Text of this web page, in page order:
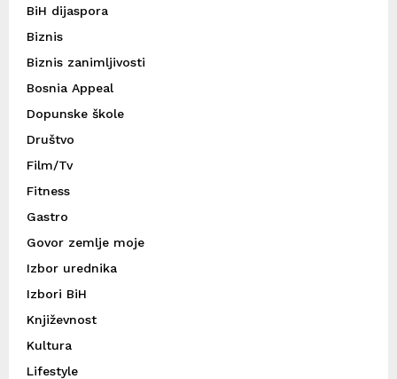
BiH dijaspora
Biznis
Biznis zanimljivosti
Bosnia Appeal
Dopunske škole
Društvo
Film/Tv
Fitness
Gastro
Govor zemlje moje
Izbor urednika
Izbori BiH
Književnost
Kultura
Lifestyle